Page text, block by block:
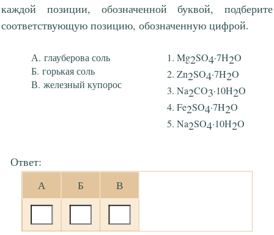
каждой позиции, обозначенной буквой, подберите
соответствующую позицию, обозначенную цифрой.
глауберова соль
горькая соль
железный купорос
Mg2SO4·7H2O
Zn2SO4·7H2O
Na2CO3·10H2O
Fe2SO4·7H2O
Na2SO4·10H2O
Ответ:
А Б В